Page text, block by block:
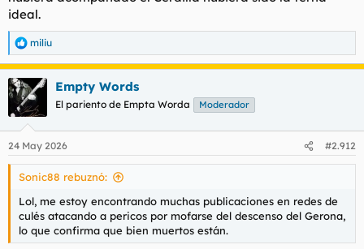
ideal.
R
e
a
c
c
i
e
s
miliu
Empty Words
El pariento de Empta Worda Moderador
24 May 2026 #2.912
Sonic88 rebuznó:
Lol, me estoy encontrando muchas publicaciones en redes de
culés atacando a pericos por mofarse del descenso del Gerona,
lo que confirma que bien muertos están.